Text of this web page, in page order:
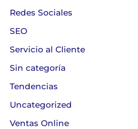
Redes Sociales
SEO
Servicio al Cliente
Sin categoría
Tendencias
Uncategorized
Ventas Online